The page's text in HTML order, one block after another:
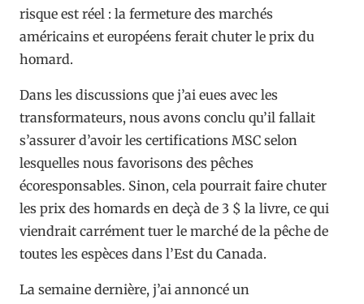
risque est réel : la fermeture des marchés
américains et européens ferait chuter le prix du
homard.
Dans les discussions que j’ai eues avec les
transformateurs, nous avons conclu qu’il fallait
s’assurer d’avoir les certifications MSC selon
lesquelles nous favorisons des pêches
écoresponsables. Sinon, cela pourrait faire chuter
les prix des homards en deçà de 3 $ la livre, ce qui
viendrait carrément tuer le marché de la pêche de
toutes les espèces dans l’Est du Canada.
La semaine dernière, j’ai annoncé un